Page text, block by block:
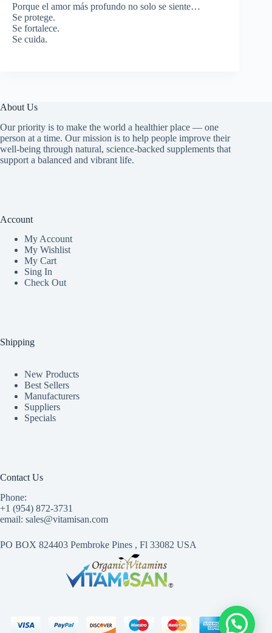
Porque el amor más profundo no solo se siente…
Se protege.
Se fortalece.
Se cuida.
About Us
Our priority is to make the world a healthier place — one
person at a time. Our mission is to help people improve their
well-being through natural, science-backed supplements that
support a balanced and vibrant life.
Account
My Account
My Wishlist
My Cart
Sing In
Check Out
Shipping
New Products
Best Sellers
Manufacturers
Suppliers
Specials
Contact Us
Phone:
+1 (954) 872-3731
email: sales@vitamisan.com
PO BOX 824403 Pembroke Pines , Fl 33082 USA